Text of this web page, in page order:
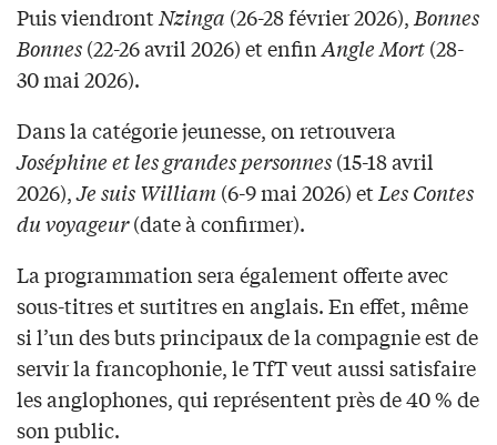
Puis viendrontNzinga (26-28 février 2026), Bonnes
Bonnes(22-26 avril 2026) et enfinAngle Mort(28-
30 mai 2026).
Dans la catégorie jeunesse, on retrouvera
Joséphine et les grandes personnes(15-18 avril
2026),Je suis William (6-9 mai 2026) etLes Contes
du voyageur(date à confirmer).
La programmation sera également offerte avec
sous-titres et surtitres en anglais. En effet, même
si l’un des buts principaux de la compagnie est de
servir la francophonie, le TfT veut aussi satisfaire
les anglophones, qui représentent près de 40 % de
son public.